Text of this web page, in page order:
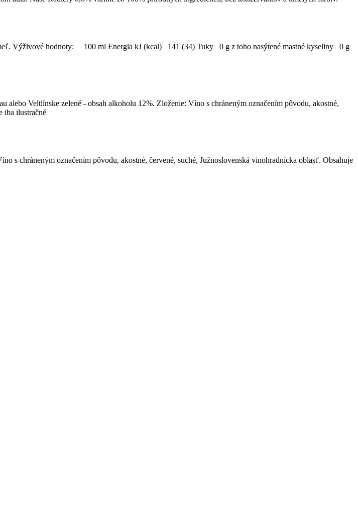
Výživové hodnoty: 100 ml Energia kJ (kcal) 141 (34) Tuky 0 g z toho nasýtené mastné kyseliny 0 g
Veltlínske zelené - obsah alkoholu 12%. Zloženie: Víno s chráneným označením pôvodu, akostné,
iba ilustračné
s chráneným označením pôvodu, akostné, červené, suché, Južnoslovenská vinohradnícka oblasť. Obsahuje